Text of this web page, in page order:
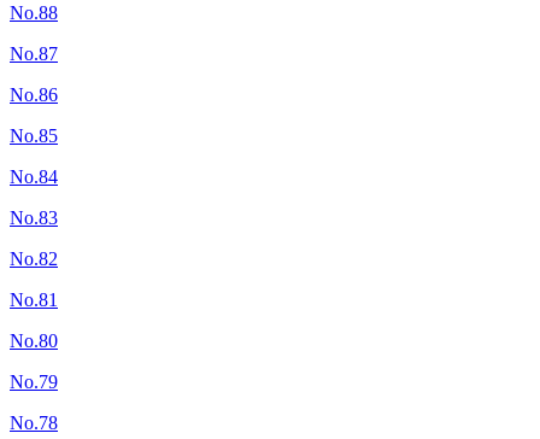
No.88
No.87
No.86
No.85
No.84
No.83
No.82
No.81
No.80
No.79
No.78